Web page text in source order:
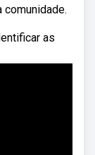
comunidade.
as